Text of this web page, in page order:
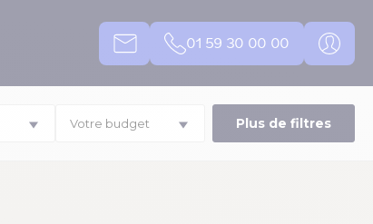
01 59 30 00 00
Votre budget Plus de filtres